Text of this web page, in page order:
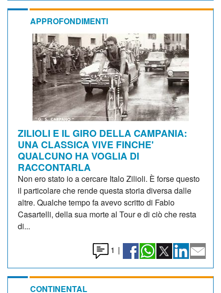
APPROFONDIMENTI
ZILIOLI E IL GIRO DELLA CAMPANIA:
UNA CLASSICA VIVE FINCHE'
QUALCUNO HA VOGLIA DI
RACCONTARLA
Non ero stato io a cercare Italo Zilioli. È forse questo
il particolare che rende questa storia diversa dalle
altre. Qualche tempo fa avevo scritto di Fabio
Casartelli, della sua morte al Tour e di ciò che resta
di...
1 |
CONTINENTAL